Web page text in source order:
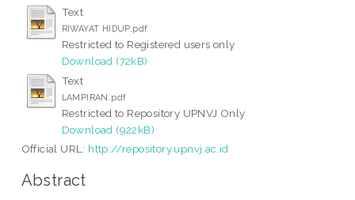
Text
RIWAYAT HIDUP.pdf
Restricted to Registered users only
Download (72kB)
Text
LAMPIRAN.pdf
Restricted to Repository UPNVJ Only
Download (922kB)
Official URL: http://repository.upnvj.ac.id
Abstract